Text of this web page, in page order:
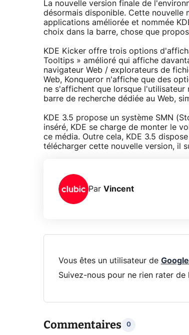
La nouvelle version finale de
désormais disponible. Cette nouvelle
applications améliorée et nommée
choix dans la barre, chose que
KDE Kicker offre trois options
Tooltips » amélioré qui affiche
navigateur Web / explorateurs de
Web, Konqueror n'affiche que des
ne s'affichent que lorsque l'utilisateur
barre de recherche dédiée au Web,
KDE 3.5 propose un système SMN
inséré, KDE se charge de monter le
ce média. Outre cela, KDE 3.5
télécharger cette nouvelle version, il
Par Vincent
Vous êtes un utilisateur de
Suivez-nous pour ne rien rater de
Commentaires 0